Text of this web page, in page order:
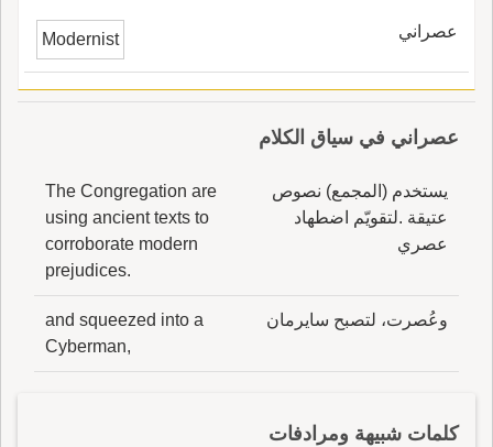
عصراني Modernist
عصراني في سياق الكلام
يستخدم (المجمع) نصوص
عتيقة .لتقويّم اضطهاد
عصري
The Congregation are
using ancient texts to
corroborate modern
prejudices.
وعُصرت، لتصبح سايرمان
and squeezed into a
Cyberman,
كلمات شبيهة ومرادفات